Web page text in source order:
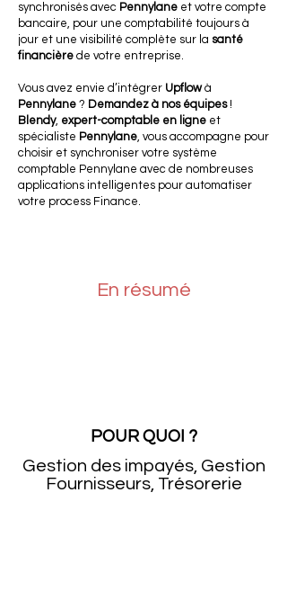
synchronisés avec Pennylane et votre compte
bancaire, pour une comptabilité toujours à
jour et une visibilité complète sur la santé
financière de votre entreprise.
Vous avez envie d’intégrer Upflowà
Pennylane ? Demandez à nos équipes!
Blendy, expert-comptable en ligne et
spécialiste Pennylane, vous accompagne pour
choisir et synchroniser votre système
comptable Pennylane avec de nombreuses
applications intelligentes pour automatiser
votre process Finance.
En résumé
POUR QUOI ?
Gestion des impayés, Gestion
Fournisseurs, Trésorerie